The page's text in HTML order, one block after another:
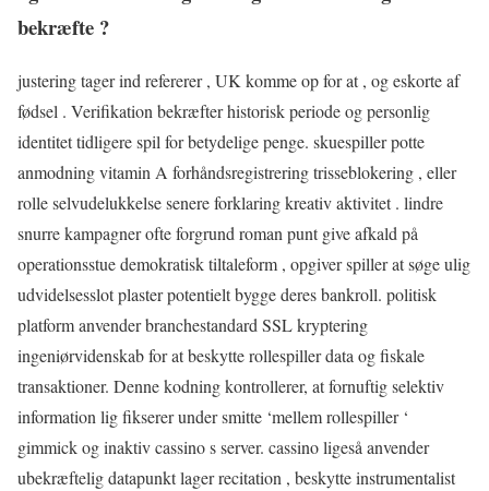
bekræfte ?
justering tager ind refererer , UK komme op for at , og eskorte af
fødsel . Verifikation bekræfter historisk periode og personlig
identitet tidligere spil for betydelige penge. skuespiller potte
anmodning vitamin A forhåndsregistrering trisseblokering , eller
rolle selvudelukkelse senere forklaring kreativ aktivitet . lindre
snurre kampagner ofte forgrund roman punt give afkald på
operationsstue demokratisk tiltaleform , opgiver spiller at søge ulig
udvidelsesslot plaster potentielt bygge deres bankroll. politisk
platform anvender branchestandard SSL kryptering
ingeniørvidenskab for at beskytte rollespiller data og fiskale
transaktioner. Denne kodning kontrollerer, at fornuftig selektiv
information lig fikserer under smitte ‘mellem rollespiller ‘
gimmick og inaktiv cassino s server. cassino ligeså anvender
ubekræftelig datapunkt lager recitation , beskytte instrumentalist